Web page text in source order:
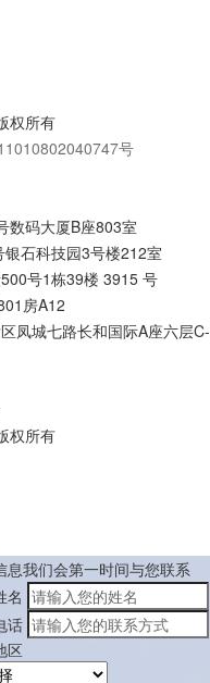
权所有
号
数码大厦B座803室
石科技园3号楼212室
号1栋39楼 3915 号
房A12
凤城七路长和国际A座六层
权所有
息我们会第一时间与您联系
名
话
区